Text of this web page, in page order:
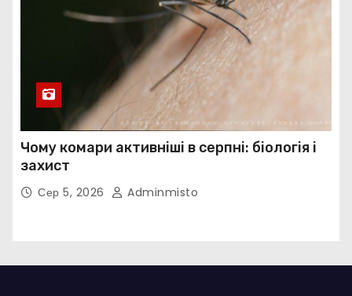
Чому комари активніші в серпні: біологія і
захист
Сер 5, 2026 Adminmisto